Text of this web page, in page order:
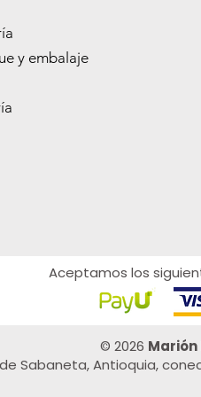
ROLLO BOND
Precio
1190 COP
MINA 0.7MM 2B
Precio
1455 COP
ROLLO BOND
Precio
1635 COP
BOLSA
NGOX10
y embalaje
Aceptamos los
© 2026 Marión
Sabaneta, Antioquia,